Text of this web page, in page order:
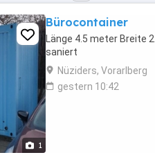
1
Bürocontainer
Länge 4.5 meter Breite
saniert
Nüziders, Vorarlberg
gestern 10:42